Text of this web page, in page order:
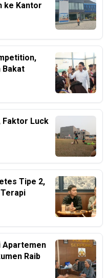
ke Kantor
Bakat
Faktor Luck
Tipe 2,
Apartemen
Raib